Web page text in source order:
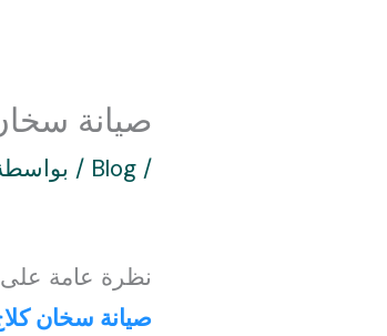
صيانة سخان
/
Blog
/
نظرة عامة
صيانة سخان